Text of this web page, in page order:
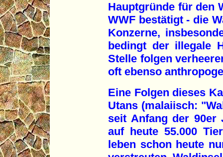
Hauptgründe für den
WWF bestätigt - die
Konzerne,
bedingt der illegale
Stelle folgen
oft ebenso
Eine Folgen dieses
Utans (malaiisch:
seit Anfang der 90er
auf heute 55.000
leben schon heute